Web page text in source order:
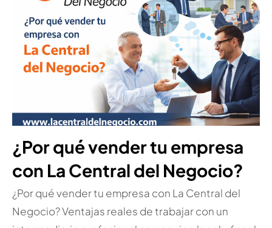
¿Por qué vender tu empresa
con La Central del Negocio?
¿Por qué vender tu empresa con La Central del
Negocio? Ventajas reales de trabajar con un